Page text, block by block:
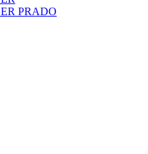
PRADO